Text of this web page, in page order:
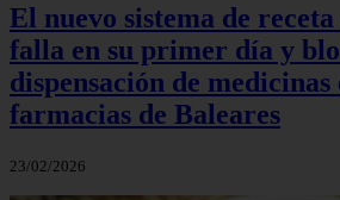
El nuevo sistema de
falla en su primer día y
dispensación de medicinas
farmacias de Baleares
23/02/2026